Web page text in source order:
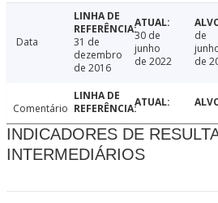
Data
31 de
dezembro
de 2016
30 de
junho
de 2022
de
de
Comentário
INDICADORES DE
INTERMEDIÁRIOS